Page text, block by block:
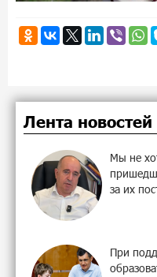
Лента новостей
Мы не
за их
При